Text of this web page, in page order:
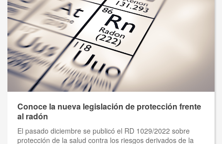
Conoce la nueva legislación de protección frente
al radón
El pasado diciembre se publicó el RD 1029/2022 sobre
protección de la salud contra los riesgos derivados de la